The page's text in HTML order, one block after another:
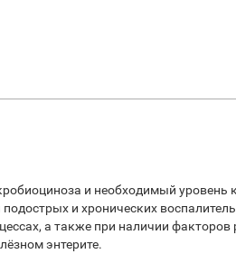
и необходимый уровень
и хронических
а также при наличии
энтерите.